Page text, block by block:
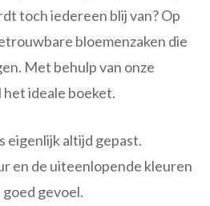
toch iedereen blij van? Op
bloemenzaken die
Met behulp van onze
het ideale boeket.
eigenlijk altijd gepast.
en de uiteenlopende kleuren
gevoel.